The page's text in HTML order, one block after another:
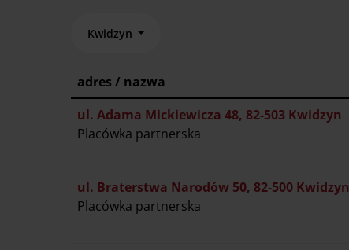
Kwidzyn
adres / nazwa
ul. Adama Mickiewicza 48, 82-503 Kwidzyn
Placówka partnerska
ul. Braterstwa Narodów 50, 82-500 Kwidzyn
Placówka partnerska